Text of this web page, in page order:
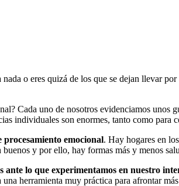
o eres quizá de los que se dejan llevar
Cada uno de nosotros evidenciamos
individuales son enormes, tanto como para
emocional. Hay hogares en
y por ello, hay formas más y menos
ante lo que experimentamos en nuestro
herramienta muy práctica para afrontar